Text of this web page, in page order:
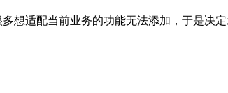
想适配当前业务的功能无法添加，于是决